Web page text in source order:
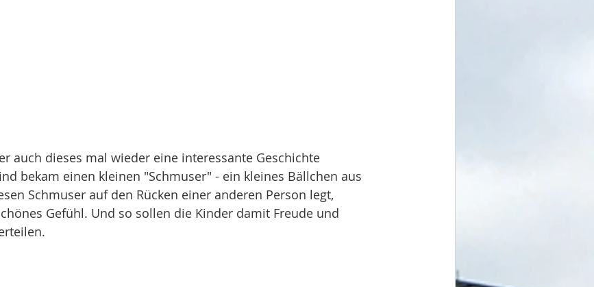
auch dieses mal wieder eine interessante Geschichte
bekam einen kleinen "Schmuser" - ein kleines Bällchen aus
Schmuser auf den Rücken einer anderen Person legt,
Gefühl. Und so sollen die Kinder damit Freude und